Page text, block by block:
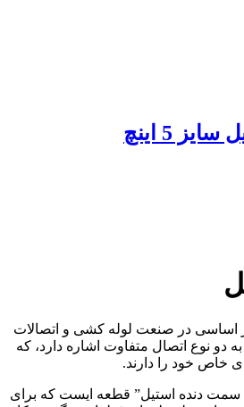
5 اینچ
اساسی در صنعت لوله کشی و اتصالات
دو نوع اتصال متفاوت اشاره دارد، که
خاص خود را دارند.
سمت دنده استیل” قطعه ایست که برای